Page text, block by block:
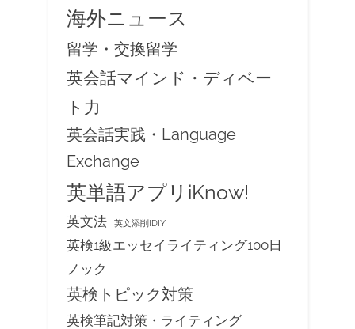
海外ニュース
留学・交換留学
英会話マインド・ディベー
ト力
英会話実践・Language
Exchange
英単語アプリiKnow!
英文法 英文添削IDIY
英検1級エッセイライティング100日
ノック
英検トピック対策
英検筆記対策・ライティング